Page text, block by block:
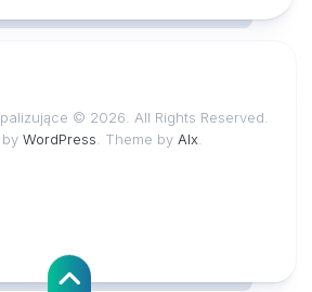
© 2026. All Rights Reserved.
WordPress . Theme by Alx